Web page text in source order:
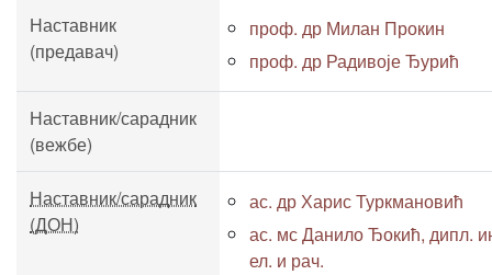
Наставник
(предавач)
проф. др Милан Прокин
проф. др Радивоје Ђурић
Наставник/сарадник
(вежбе)
Наставник/сарадник
(ДОН)
ас. др Харис Туркмановић
ас. мс Данило Ђокић, дипл.
ел. и рач.